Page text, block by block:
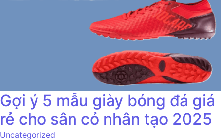
Gợi ý 5 mẫu giày bóng đá giá
rẻ cho sân cỏ nhân tạo 2025
Uncategorized